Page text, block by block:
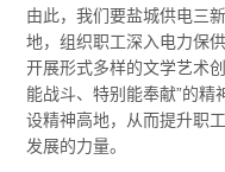
由此，我们要盐城供电三
地，组织职工深入电力保
开展形式多样的文学艺术
能战斗、特别能奉献”的
设精神高地，从而提升职
发展的力量。